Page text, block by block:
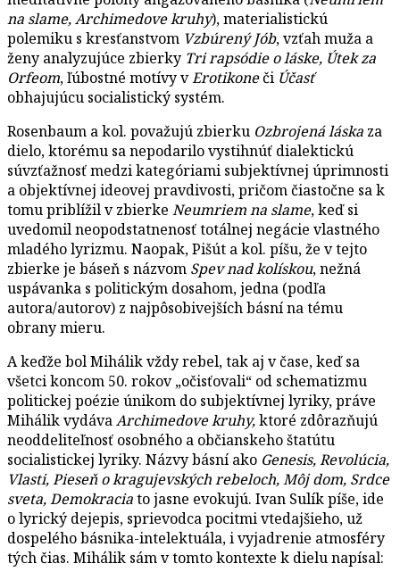
na slame, Archimedove kruhy), materialistickú
polemiku s kresťanstvom Vzbúrený Jób, vzťah muža a
ženy analyzujúce zbierky Tri rapsódie o láske, Útek za
Orfeom, ľúbostné motívy vErotikoneči Účasť
obhajujúcu socialistický systém.
Rosenbaum a kol. považujú zbierku Ozbrojená láska za
dielo, ktorému sa nepodarilo vystihnúť dialektickú
súvzťažnosť medzi kategóriami subjektívnej úprimnosti
a objektívnej ideovej pravdivosti, pričom čiastočne sa k
tomu priblížil v zbierke Neumriem na slame, keď si
uvedomil neopodstatnenosť totálnej negácie vlastného
mladého lyrizmu. Naopak, Pišút a kol. píšu, že v tejto
zbierke je báseň s názvom Spev nad kolískou, nežná
uspávanka s politickým dosahom, jedna (podľa
autora/autorov) z najpôsobivejších básní na tému
obrany mieru.
A keďže bol Mihálik vždy rebel, tak aj v čase, keď sa
všetci koncom 50. rokov „očisťovali“ od schematizmu
politickej poézie únikom do subjektívnej lyriky, práve
Mihálik vydávaArchimedove kruhy,ktoré zdôrazňujú
neoddeliteľnosť osobného a občianskeho štatútu
socialistickej lyriky. Názvy básní ako Genesis, Revolúcia,
Vlasti, Pieseň o kragujevských rebeloch, Môj dom, Srdce
sveta, Demokraciato jasne evokujú. Ivan Sulík píše, ide
o lyrický dejepis, sprievodca pocitmi vtedajšieho, už
dospelého básnika-intelektuála, i vyjadrenie atmosféry
tých čias. Mihálik sám v tomto kontexte k dielu napísal: